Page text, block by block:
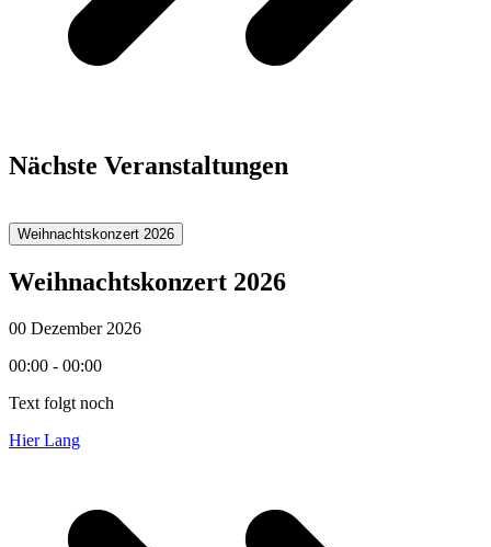
Nächste Veranstaltungen
Weihnachtskonzert 2026
Weihnachtskonzert 2026
00 Dezember 2026
00:00 - 00:00
Text folgt noch
Hier Lang